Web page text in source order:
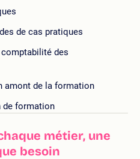
de cas pratiques
des
amont de la formation
de formation
métier, une
besoin